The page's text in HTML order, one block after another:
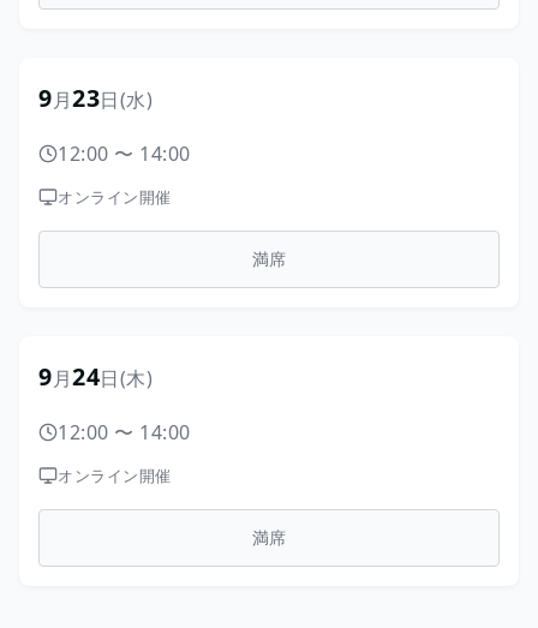
9月23日(水)
12:00 〜 14:00
オンライン開催
満席
9月24日(木)
12:00 〜 14:00
オンライン開催
満席